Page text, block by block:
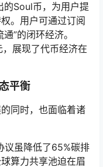
的Soul币，为用户提
。用户可通过订阅
”的闭环经济。
展现了代币经济在
平衡
同时，也面临着诸
议虽降低了65%碳排
算力共享池迫在眉